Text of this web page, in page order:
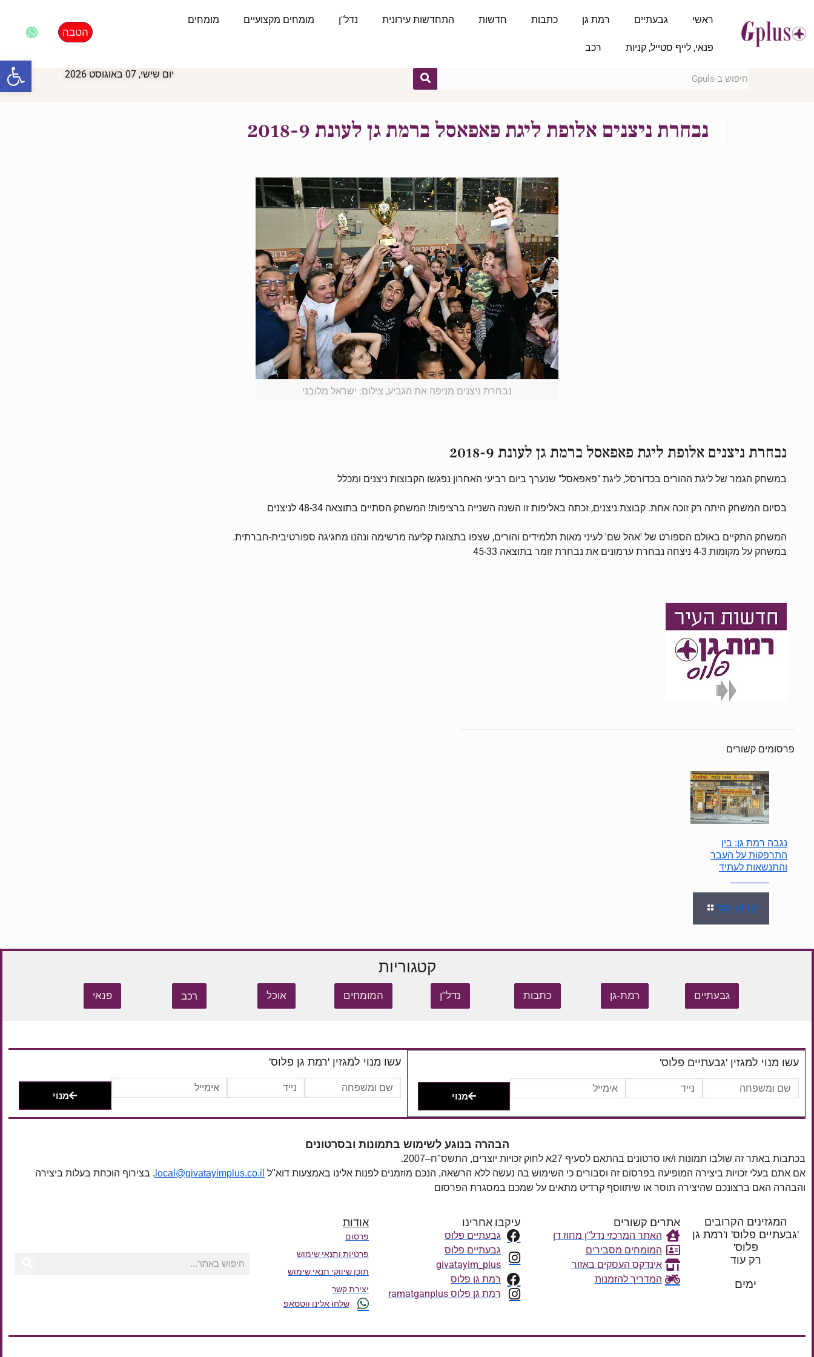
ראשי גבעתיים רמת גן כתבות חדשות התחדשות עירונית נדל"ן מומחים מקצועיים מומחים
פנאי, לייף סטייל, קניות רכב
הטבה
יום שישי, 07 באוגוסט 2026
נבחרת ניצנים אלופת ליגת פאפאסל ברמת גן לעונת 2018-9
נבחרת ניצנים מניפה את הגביע, צילום: ישראל מלובני
נבחרת ניצנים אלופת ליגת פאפאסל ברמת גן לעונת 2018-9
במשחק הגמר של ליגת ההורים בכדורסל, ליגת "פאפאסל" שנערך ביום רביעי האחרון נפגשו הקבוצות ניצנים ומכלל
בסיום המשחק היתה רק זוכה אחת. קבוצת ניצנים, זכתה באליפות זו השנה השנייה ברציפות! המשחק הסתיים בתוצאה 48-34 לניצנים
המשחק התקיים באולם הספורט של 'אהל שם' לעיני מאות תלמידים והורים, שצפו בתצוגת קליעה מרשימה ונהנו מחגיגה ספורטיבית-חברתית.
במשחק על מקומות 4-3 ניצחה נבחרת ערמונים את נבחרת זומר בתוצאה 45-33
פרסומים קשורים
נגבה רמת גן: בין
התרפקות על העבר
והתנשאות לעתיד
קראו עוד
קטגוריות
גבעתיים רמת-גן כתבות נדל"ן המומחים אוכל רכב פנאי
עשו מנוי למגזין 'גבעתיים פלוס'
מנוי
עשו מנוי למגזין 'רמת גן פלוס'
מנוי
הבהרה בנוגע לשימוש בתמונות ובסרטונים
בכתבות באתר זה שולבו תמונות ו/או סרטונים בהתאם לסעיף 27א לחוק זכויות יוצרים, התשס"ח–2007.
אם אתם בעלי זכויות ביצירה המופיעה בפרסום זה וסבורים כי השימוש בה נעשה ללא הרשאה, הנכם מוזמנים לפנות אלינו באמצעות דוא"ל local@givatayimplus.co.il , בצירוף הוכחת בעלות ביצירה
והבהרה האם ברצונכם שהיצירה תוסר או שיתווסף קרדיט מתאים על שמכם במסגרת הפרסום
המגזינים הקרובים
'גבעתיים פלוס' ו'רמת גן
פלוס'
רק עוד
ימים
אתרים קשורים
האתר המרכזי נדל"ן מחוז דן
המומחים מסבירים
אינדקס העסקים באזור
המדריך להזמנות
עיקבו אחרינו
גבעתיים פלוס
גבעתיים פלוס
givatayim_plus
רמת גן פלוס
רמת גן פלוס ramatganplus
אודות
פרסום
פרטיות ותנאי שימוש
תוכן שיווקי תנאי שימוש
יצירת קשר
שלחו אלינו ווטסאפ
פתח